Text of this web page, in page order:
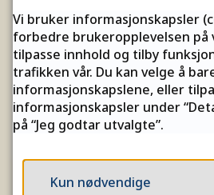
19.05.2025
midlertidig på grunn av
helseskadelig mugg i
oppsatte timer
avlyst.
Vi bruker informasjonskapsler
forbedre brukeropplevelsen
tilpasse innhold og tilby
trafikken vår. Du kan velge å
informasjonskapslene, eller
informasjonskapsler under
på “Jeg godtar utvalgte”.
Kun nødvendige